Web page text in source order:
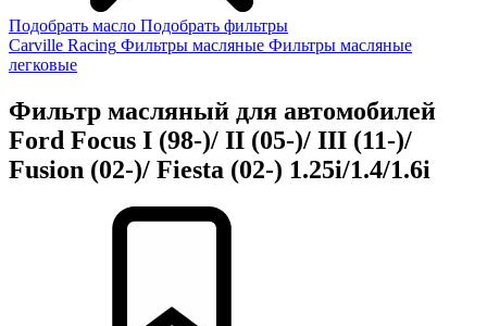
Подобрать масло Подобрать фильтры
Carville Racing Фильтры масляные Фильтры масляные
легковые
Фильтр масляный для автомобилей
Ford Focus I (98-)/ II (05-)/ III (11-)/
Fusion (02-)/ Fiesta (02-) 1.25i/1.4/1.6i